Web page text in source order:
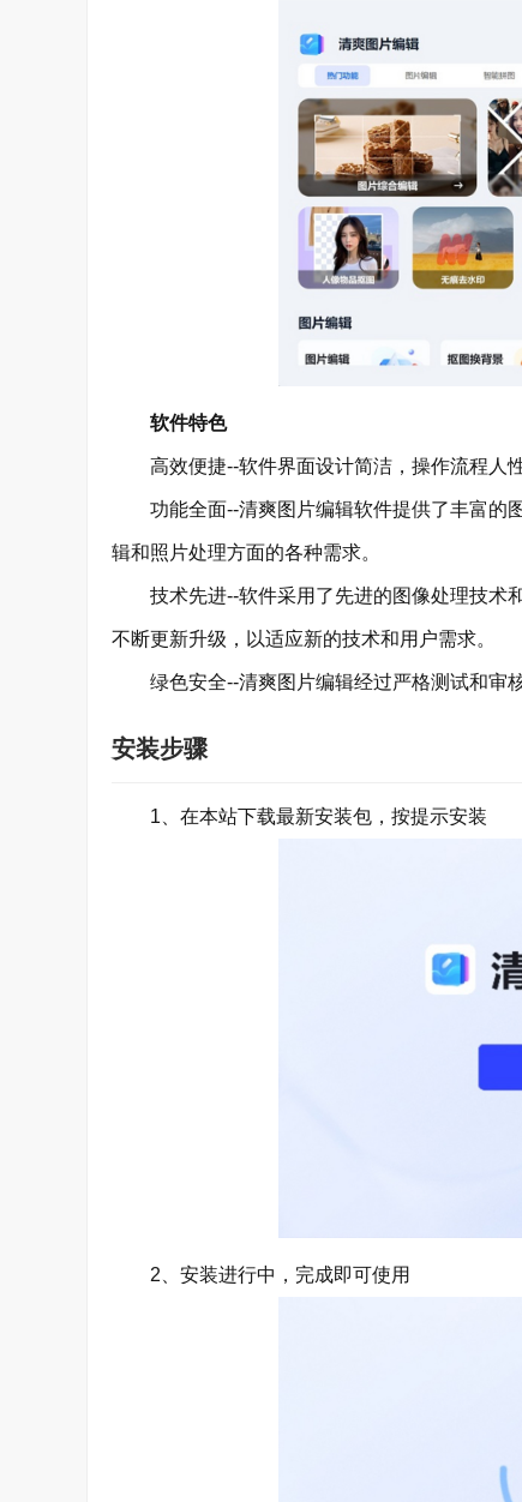
软件特色
高效便捷--软件界面设计简洁，操作流程人性
功能全面--清爽图片编辑软件提供了丰富的
辑和照片处理方面的各种需求。
技术先进--软件采用了先进的图像处理技术
不断更新升级，以适应新的技术和用户需求。
绿色安全--清爽图片编辑经过严格测试和审核
安装步骤
1、在本站下载最新安装包，按提示安装
2、安装进行中，完成即可使用